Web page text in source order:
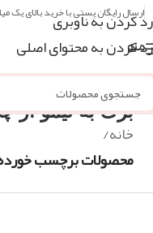
رد کردن به ناوبری
رد کردن به محتوای اصلی
ارسال رایگان پستی با خرید بالای یک
منو
برگ به لیمو از
خانه/
محصولات برچسب